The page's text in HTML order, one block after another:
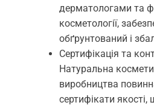
дерматологами та
косметології,
обґрунтований і
Сертифікація та
Натуральна
виробництва
сертифікати